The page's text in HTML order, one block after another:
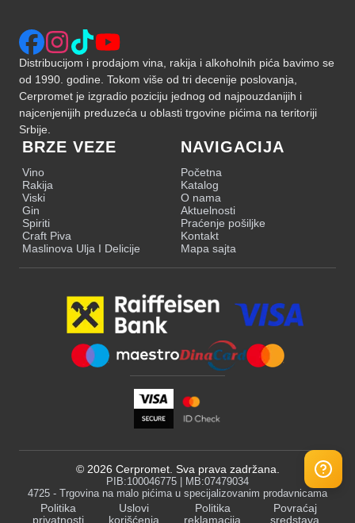
Distribucijom i prodajom vina, rakija i alkoholnih pića bavimo se
od 1990. godine. Tokom više od tri decenije poslovanja,
Cerpromet je izgradio poziciju jednog od najpouzdanijih i
najcenjenijih preduzeća u oblasti trgovine pićima na teritoriji
Srbije.
BRZE VEZE
Vino
Rakija
Viski
Gin
Spiriti
Craft Piva
Maslinova Ulja I Delicije
NAVIGACIJA
Početna
Katalog
O nama
Aktuelnosti
Praćenje pošiljke
Kontakt
Mapa sajta
© 2026 Cerpromet. Sva prava zadržana.
PIB:100046775 | MB:07479034
4725 - Trgovina na malo pićima u specijalizovanim prodavnicama
Politika
privatnosti
Uslovi
korišćenja
Politika
reklamacija
Povraćaj
sredstava